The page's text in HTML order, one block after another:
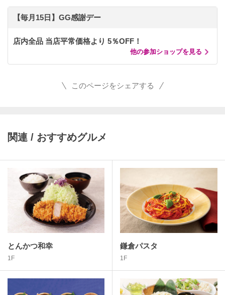
【毎月15日】GG感謝デー
店内全品 当店平常価格より 5％OFF！
他の参加ショップを見る
このページをシェアする
関連 / おすすめグルメ
とんかつ和幸
1F
鎌倉パスタ
1F